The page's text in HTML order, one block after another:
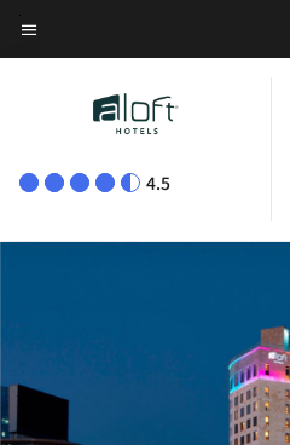
Skip
to菜单文本
4.5